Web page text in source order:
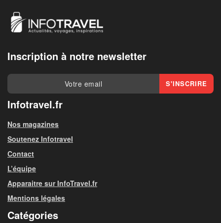
Inscription à notre newsletter
Infotravel.fr
Nos magazines
Soutenez Infotravel
Contact
L’équipe
Apparaitre sur InfoTravel.fr
Mentions légales
Catégories